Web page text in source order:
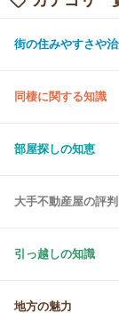
街の住みやすさや
同棲に関する知識
部屋探しの知恵
大手不動産屋の評判
引っ越しの知識
地方の魅力